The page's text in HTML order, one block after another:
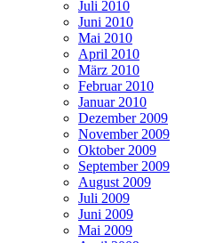
Juli 2010
Juni 2010
Mai 2010
April 2010
März 2010
Februar 2010
Januar 2010
Dezember 2009
November 2009
Oktober 2009
September 2009
August 2009
Juli 2009
Juni 2009
Mai 2009